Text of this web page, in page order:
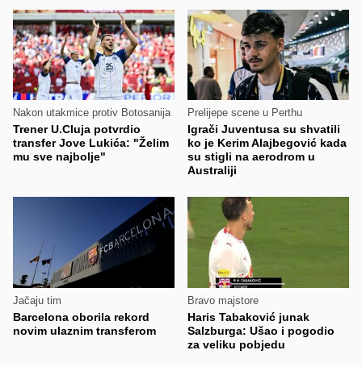
Nakon utakmice protiv Botosanija
Trener U.Cluja potvrdio
transfer Jove Lukića: "Želim
mu sve najbolje"
Prelijepe scene u Perthu
Igrači Juventusa su shvatili
ko je Kerim Alajbegović kada
su stigli na aerodrom u
Australiji
Jačaju tim
Barcelona oborila rekord
novim ulaznim transferom
Bravo majstore
Haris Tabaković junak
Salzburga: Ušao i pogodio
za veliku pobjedu